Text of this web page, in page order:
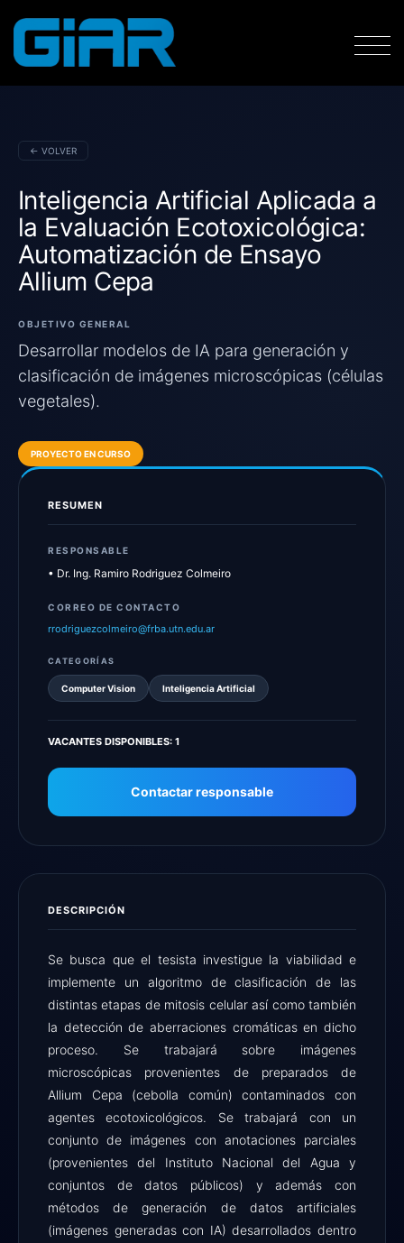
← VOLVER
Inteligencia Artificial Aplicada a
la Evaluación Ecotoxicológica:
Automatización de Ensayo
Allium Cepa
OBJETIVO GENERAL
Desarrollar modelos de IA para generación y
clasificación de imágenes microscópicas (células
vegetales).
PROYECTO EN CURSO
RESUMEN
RESPONSABLE
• Dr. Ing. Ramiro Rodriguez Colmeiro
CORREO DE CONTACTO
rrodriguezcolmeiro@frba.utn.edu.ar
CATEGORÍAS
Computer Vision Inteligencia Artificial
VACANTES DISPONIBLES: 1
Contactar responsable
DESCRIPCIÓN
Se busca que el tesista investigue la viabilidad e
implemente un algoritmo de clasificación de las
distintas etapas de mitosis celular así como también
la detección de aberraciones cromáticas en dicho
proceso. Se trabajará sobre imágenes
microscópicas provenientes de preparados de
Allium Cepa (cebolla común) contaminados con
agentes ecotoxicológicos. Se trabajará con un
conjunto de imágenes con anotaciones parciales
(provenientes del Instituto Nacional del Agua y
conjuntos de datos públicos) y además con
métodos de generación de datos artificiales
(imágenes generadas con IA) desarrollados dentro